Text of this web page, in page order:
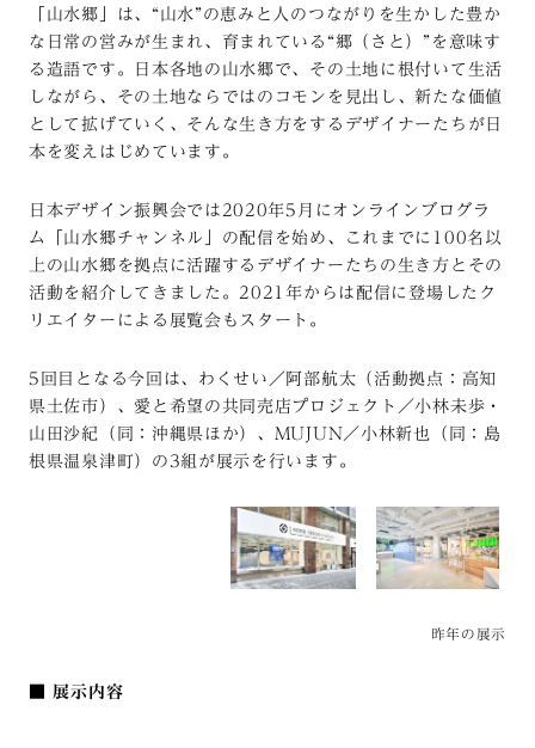
「山水郷」は、“山水”の恵みと人のつながりを生かした豊か
な日常の営みが生まれ、育まれている“郷（さと）”を意味す
る造語です。日本各地の山水郷で、その土地に根付いて生活
しながら、その土地ならではのコモンを見出し、新たな価値
として拡げていく、そんな生き方をするデザイナーたちが日
本を変えはじめています。
日本デザイン振興会では2020年5月にオンラインブログラ
ム「山水郷チャンネル」の配信を始め、これまでに100名以
上の山水郷を拠点に活躍するデザイナーたちの生き方とその
活動を紹介してきました。2021年からは配信に登場したク
リエイターによる展覧会もスタート。
5回目となる今回は、わくせい／阿部航太（活動拠点：高知
県土佐市）、愛と希望の共同売店プロジェクト／小林未歩・
山田沙紀（同：沖縄県ほか）、MUJUN／小林新也（同：島
根県温泉津町）の3組が展示を行います。
昨年の展示
■ 展示内容